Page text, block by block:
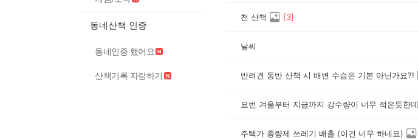
동네산책 인증
동네인증 했어요
산책기록 자랑하기
천 산책 [3]
날씨
반려견 동반 산책 시 배변 수습은 기본 아닌가요?!
요번 겨울부터 지금까지 강수량이 너무 적은듯한데
주택가 종량제 쓰레기 배출 (이건 너무 하네요)